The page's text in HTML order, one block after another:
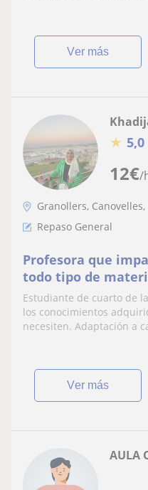
ver más
12€/
★ 5,0
Granollers, Canovelles,
Repaso General
Profesora que
todo tipo de
Primaria y la ESO
Estudiante de cuarto de
los conocimientos
necesiten. Adaptación a
ver más
AULA